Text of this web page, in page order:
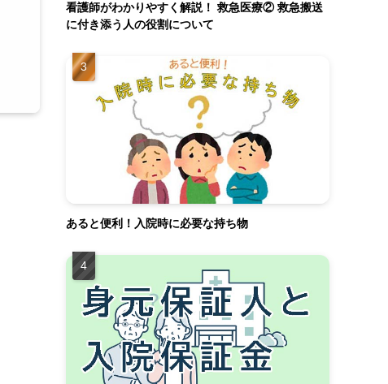
看護師がわかりやすく解説！ 救急医療② 救急搬送
に付き添う人の役割について
あると便利！入院時に必要な持ち物